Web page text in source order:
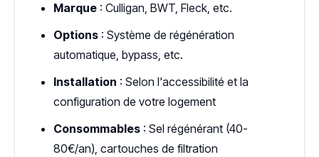
Marque : Culligan, BWT, Fleck, etc.
Options : Système de régénération
automatique, bypass, etc.
Installation : Selon l'accessibilité et la
configuration de votre logement
Consommables : Sel régénérant (40-
80€/an), cartouches de filtration